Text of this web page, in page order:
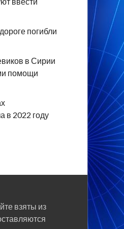
погибли
в Сирии
помощи
в 2022 году
взяты из